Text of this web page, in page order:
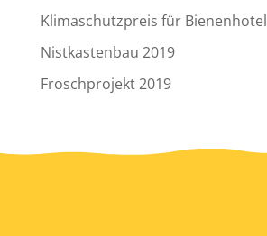
Klimaschutzpreis für Bienenhotel
Nistkastenbau 2019
Froschprojekt 2019